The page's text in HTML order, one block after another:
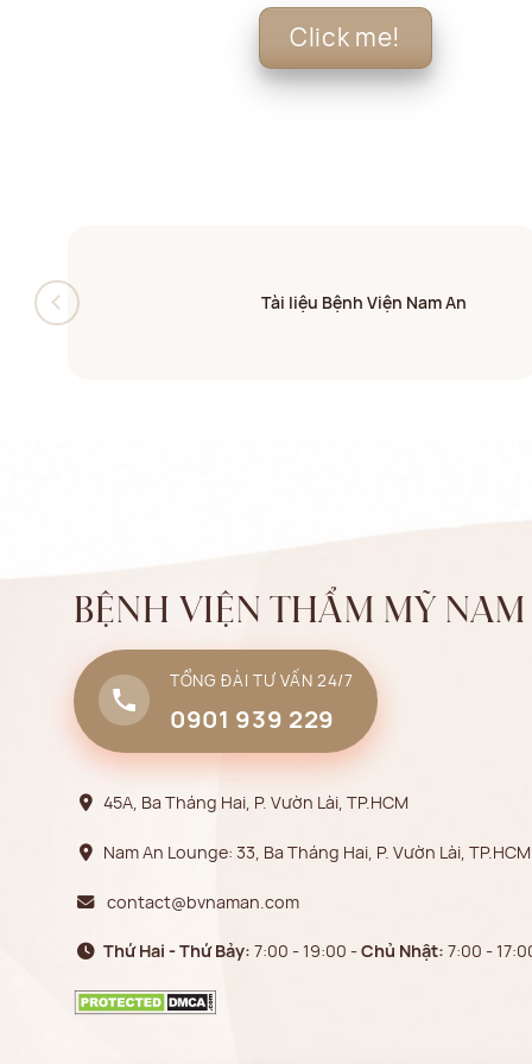
Click me!
Tài liệu Bệnh Viện Nam An
BỆNH VIỆN THẨM MỸ
TỔNG ĐÀI TƯ VẤN 24/7
0901 939 229
45A, Ba Tháng Hai, P. Vườn Lài, TP.HCM
Nam An Lounge: 33, Ba Tháng Hai, P. Vườn Lài, TP.HCM
contact@bvnaman.com
Thứ Hai - Thứ Bảy: 7:00 - 19:00 -Chủ Nhật: 7:00 -